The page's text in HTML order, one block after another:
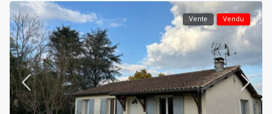
Vente Vendu